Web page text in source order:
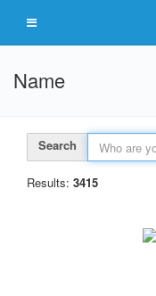
Name
Search
Results: 3415